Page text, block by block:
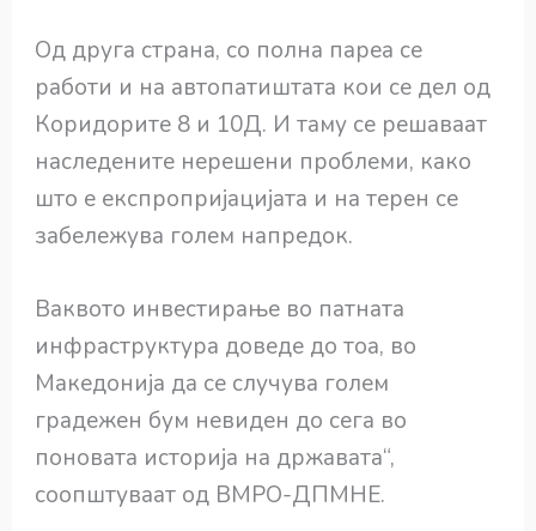
Од друга страна, со полна пареа се
работи и на автопатиштата кои се дел од
Коридорите 8 и 10Д. И таму се решаваат
наследените нерешени проблеми, како
што е експропријацијата и на терен се
забележува голем напредок.
Ваквото инвестирање во патната
инфраструктура доведе до тоа, во
Македонија да се случува голем
градежен бум невиден до сега во
поновата историја на државата“,
соопштуваат од ВМРО-ДПМНЕ.